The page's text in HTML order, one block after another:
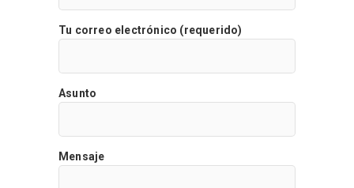
Tu correo electrónico (requerido)
Asunto
Mensaje